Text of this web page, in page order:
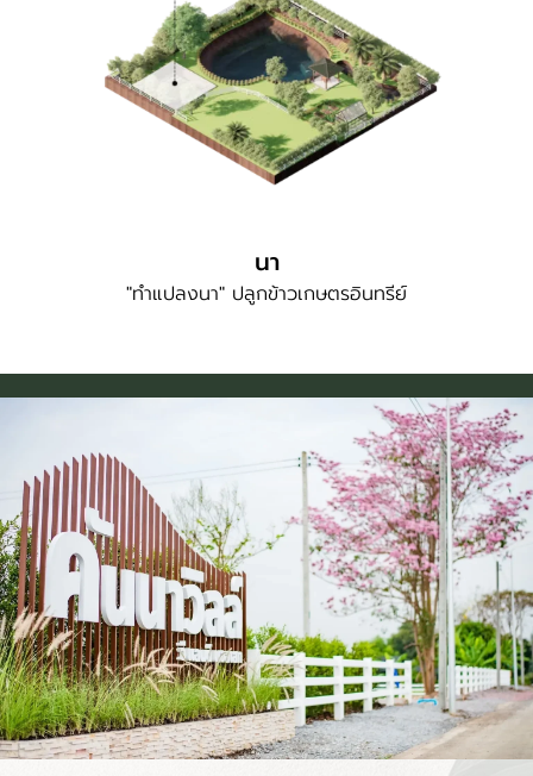
นา
"ทำแปลงนา" ปลูกข้าวเกษตรอินทรีย์